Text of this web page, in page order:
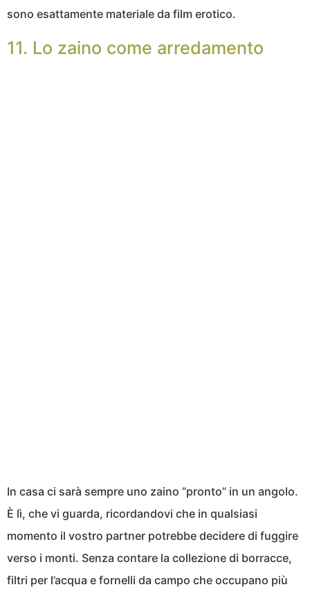
sono esattamente materiale da film erotico.
11. Lo zaino come arredamento
In casa ci sarà sempre uno zaino “pronto” in un angolo.
È lì, che vi guarda, ricordandovi che in qualsiasi
momento il vostro partner potrebbe decidere di fuggire
verso i monti. Senza contare la collezione di borracce,
filtri per l’acqua e fornelli da campo che occupano più